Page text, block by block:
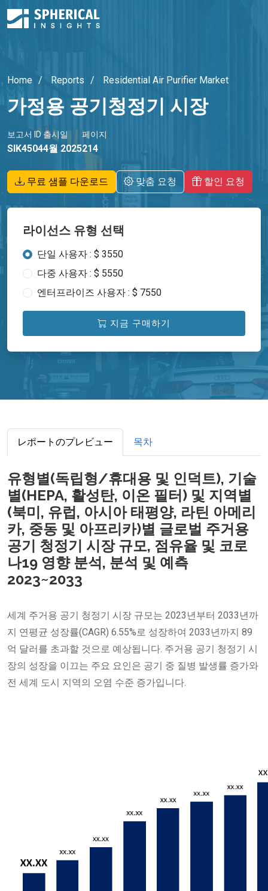
Home Reports Residential Air Purifier Market
가정용 공기청정기 시장
보고서 ID
SIK4504
출시일
4월 2025
페이지
214
무료 샘플 다운로드 맞춤 요청 할인 요청
라이선스 유형 선택
단일 사용자 : $ 3550
다중 사용자 : $ 5550
엔터프라이즈 사용자 : $ 7550
지금 구매하기
レポートのプレビュー 목차
유형별(독립형/휴대용 및 인덕트), 기술
별(HEPA, 활성탄, 이온 필터) 및 지역별
(북미, 유럽, 아시아 태평양, 라틴 아메리
카, 중동 및 아프리카)별 글로벌 주거용
공기 청정기 시장 규모, 점유율 및 코로
나19 영향 분석, 분석 및 예측
2023~2033
세계 주거용 공기 청정기 시장 규모는 2023년부터 2033년까
지 연평균 성장률(CAGR) 6.55%로 성장하여 2033년까지 89
억 달러를 초과할 것으로 예상됩니다. 주거용 공기 청정기 시
장의 성장을 이끄는 주요 요인은 공기 중 질병 발생률 증가와
전 세계 도시 지역의 오염 수준 증가입니다.